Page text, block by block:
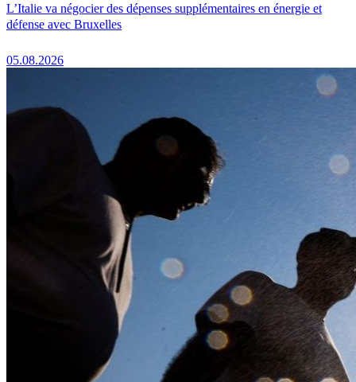
L’Italie va négocier des dépenses supplémentaires en énergie et
défense avec Bruxelles
05.08.2026